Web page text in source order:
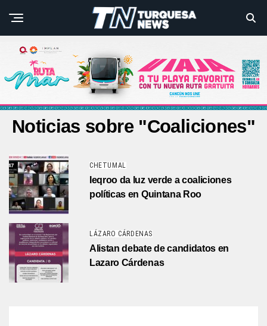
Noticias sobre "Coaliciones"
CHETUMAL
Ieqroo da luz verde a coaliciones
políticas en Quintana Roo
LÁZARO CÁRDENAS
Alistan debate de candidatos en
Lazaro Cárdenas